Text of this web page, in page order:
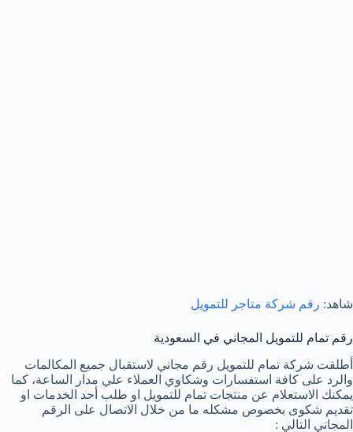
شاهد: رقم شركة متاجر للتمويل
رقم تمام للتمويل المجاني في السعودية
أطلقت شركة تمام للتمويل رقم مجاني لاستقبال جميع المكالمات
والرد على كافة استفسارات وشكاوي العملاء علي مدار الساعة، كما
يمكنك الاستعلام عن منتجات تمام للتمويل او طلب أحد الخدمات او
تقديم شكوى بخصوص مشكله ما من خلال الاتصال على الرقم
المجاني التالي :